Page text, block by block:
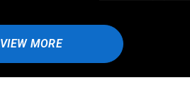
VIEW MORE